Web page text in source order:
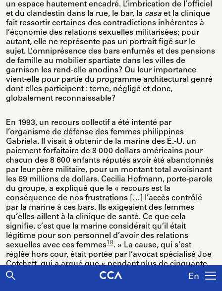
En
un espace hautement encadré. L’imbrication de l’officiel
et du clandestin dans la rue, le bar, la casa et la clinique
fait ressortir certaines des contradictions inhérentes à
l’économie des relations sexuelles militarisées; pour
autant, elle ne représente pas un portrait figé sur le
sujet. L’omniprésence des bars enfumés et des pensions
de famille au mobilier spartiate dans les villes de
garnison les rend-elle anodins? Ou leur importance
vient-elle pour partie du programme architectural genré
dont elles participent : terne, négligé et donc,
globalement reconnaissable?
En 1993, un recours collectif a été intenté par
l’organisme de défense des femmes philippines
Gabriela. Il visait à obtenir de la marine des É.-U. un
paiement forfaitaire de 8 000 dollars américains pour
chacun des 8 600 enfants réputés avoir été abandonnés
par leur père militaire, pour un montant total avoisinant
les 69 millions de dollars. Cecilia Hofmann, porte-parole
du groupe, a expliqué que le « recours est la
conséquence de nos frustrations […] l’accès contrôlé
par la marine à ces bars. Ils exigeaient des femmes
qu’elles aillent à la clinique de santé. Ce que cela
signifie, c’est que la marine considérait qu’il était
légitime pour son personnel d’avoir des relations
sexuelles avec ces femmes18. » La cause, qui s’est
réglée hors cour, était portée par l’avocat spécialisé Joe
Cotchett, qui a argué que « pendant plus de cinquante
ans, la marine a contrôlé l’exploitation [sexuelle] à